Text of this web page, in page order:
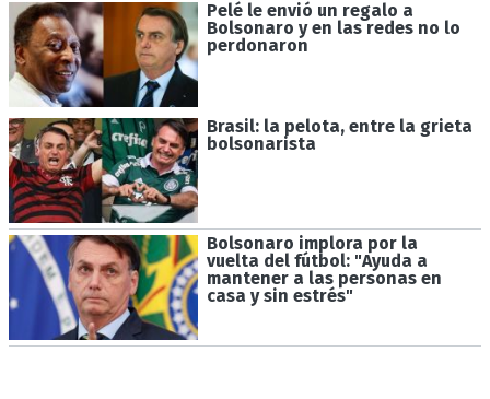
Pelé le envió un regalo a
Bolsonaro y en las redes no lo
perdonaron
Brasil: la pelota, entre la grieta
bolsonarista
Bolsonaro implora por la
vuelta del fútbol: "Ayuda a
mantener a las personas en
casa y sin estrés"